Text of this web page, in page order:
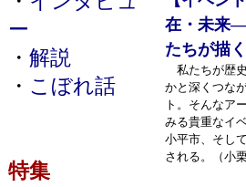
ー
・ 解説
・ こぼれ話
特集
在・未来
たちが描
私たちが歴
かと深くつな
ト。そんなア
みる貴重なイ
小平市、そし
される。（小